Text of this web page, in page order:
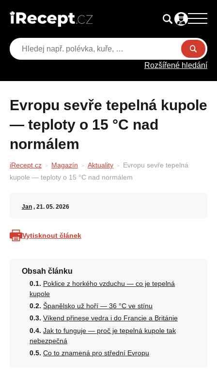
Rozšířené hledání
Evropu sevře tepelná kupole
— teploty o 15 °C nad
normálem
iRecept.cz Magazín Aktuality
Evropu sevře tepelná
kupole — teploty o 15 °C nad normálem
Jan , 21. 05. 2026
Vytisknout článek
Obsah článku
Poklice z horkého vzduchu — co je tepelná
kupole
Španělsko už hoří — 36 °C ve stínu
Víkend přinese vedra i do Francie a Británie
Jak to funguje — proč je tepelná kupole tak
nebezpečná
Co to znamená pro střední Evropu